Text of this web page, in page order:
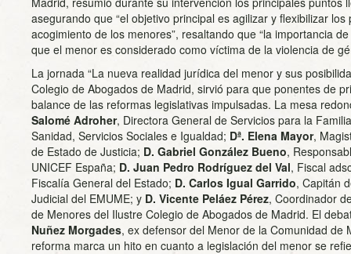
asegurando que “el objetivo principal es agilizar y flexibilizar
acogimiento de los menores”, resaltando que “la importancia
que el menor es considerado como víctima de la violencia de
La jornada “La nueva realidad jurídica del menor y sus
Colegio de Abogados de Madrid, sirvió para que ponentes de
balance de las reformas legislativas impulsadas. La mesa
Salomé Adroher, Directora General de Servicios para la
Sanidad, Servicios Sociales e Igualdad; Dª. Elena Mayor,
de Estado de Justicia; D. Gabriel González Bueno,
UNICEF España; D. Juan Pedro Rodríguez del Val, Fiscal
Fiscalía General del Estado; D. Carlos Igual Garrido, Capitán
Judicial del EMUME; y D. Vicente Peláez Pérez, Coordinador
de Menores del Ilustre Colegio de Abogados de Madrid. El
Nuñez Morgades, ex defensor del Menor de la Comunidad de
reforma marca un hito en cuanto a legislación del menor se